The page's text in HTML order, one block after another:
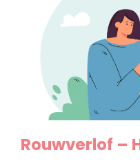
Rouwverlof –